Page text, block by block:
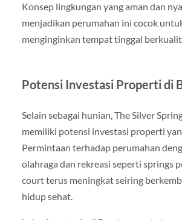
Konsep lingkungan yang aman dan
menjadikan perumahan ini cocok
menginginkan tempat tinggal
Potensi Investasi Properti di
Selain sebagai hunian, The Silver
memiliki potensi investasi properti
Permintaan terhadap perumahan
olahraga dan rekreasi seperti springs
court terus meningkat seiring
hidup sehat.